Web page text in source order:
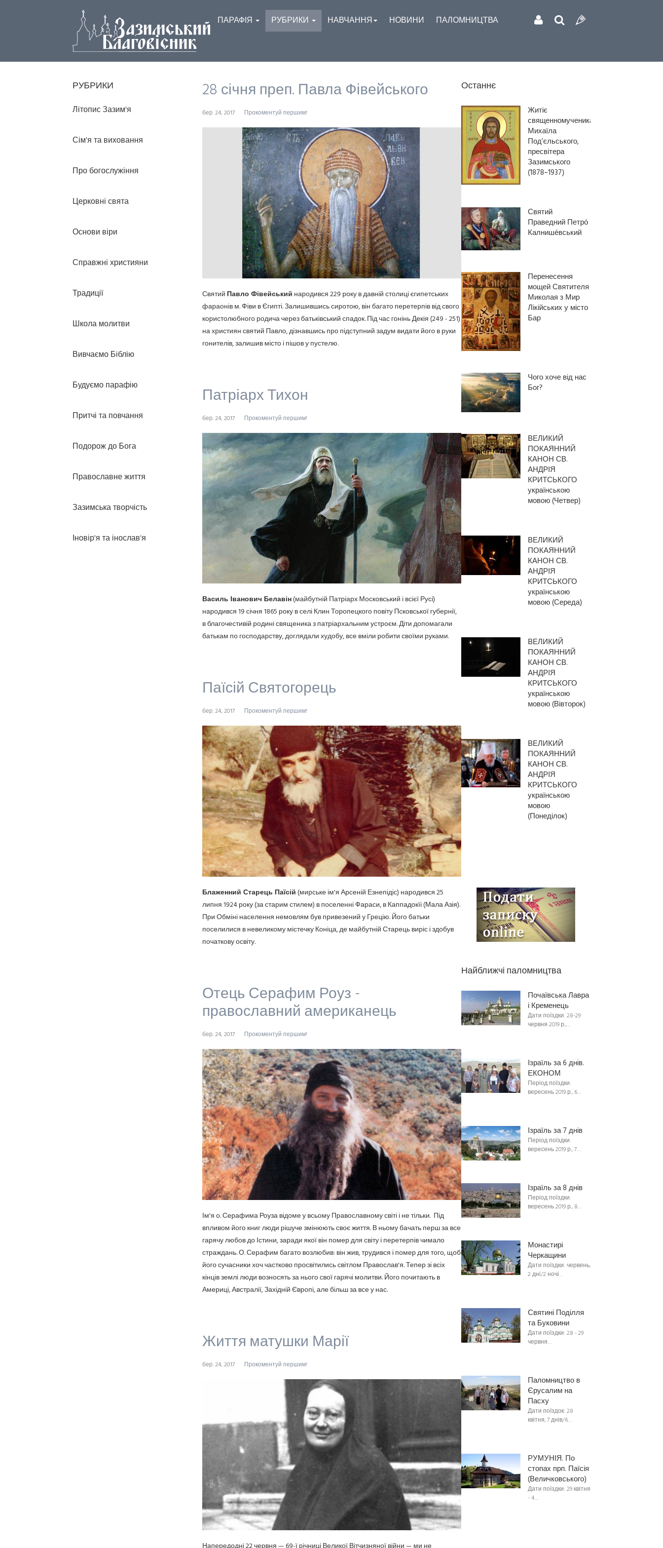
ПАРАФІЯ РУБРИКИ НАВЧАННЯ НОВИНИ ПАЛОМНИЦТВА
28 січня преп. Павла Фівейського
бер. 24, 2017 Прокоментуй першим!
Святий Павло Фівейський народився 229 року в давній столиці єгипетських
фараонів м. Фіви в Єгипті. Залишившись сиротою, він багато перетерпів від свого
користолюбного родича через батьківський спадок. Під час гонінь Декія (249 - 251)
на християн святий Павло, дізнавшись про підступний задум видати його в руки
гонителів, залишив місто і пішов у пустелю.
Патріарх Тихон
бер. 24, 2017 Прокоментуй першим!
Василь Іванович Белавін(майбутній Патріарх Московський і всієї Русі)
народився 19 січня 1865 року в селі Клин Торопецкого повіту Псковської губернії,
в благочестивій родині священика з патріархальним устроєм. Діти допомагали
батькам по господарству, доглядали худобу, все вміли робити своїми руками.
Паїсій Святогорець
бер. 24, 2017 Прокоментуй першим!
Блаженний Старець Паїсій(мирське ім'я Арсеній Езнепідіс) народився 25
липня 1924 року (за старим стилем) в поселенні Фараси, в Каппадокїі (Мала Азія).
При Обміні населення немовлям був привезений у Грецію. Його батьки
поселилися в невеликому містечку Коніца, де майбутній Старець виріс і здобув
початкову освіту.
Отець Серафим Роуз -
православний американець
бер. 24, 2017 Прокоментуй першим!
Ім'я о. Серафима Роуза відоме у всьому Православному світі і не тільки. Під
впливом його книг люди рішуче змінюють своє життя. В ньому бачать перш за все
гарячу любов до Істини, заради якої він помер для світу і перетерпів чимало
страждань. О. Серафим багато возлюбив: він жив, трудився і помер для того, щоб
його сучасники хоч частково просвітились світлом Православ'я. Тепер зі всіх
кінців землі люди возносять за нього свої гарячі молитви. Його почитають в
Америці, Австралії, Західній Європі, але більш за все у нас.
Життя матушки Марії
бер. 24, 2017 Прокоментуй першим!
РУБРИКИ
Літопис Зазим'я
Сім'я та виховання
Про богослужіння
Церковні свята
Основи віри
Справжні християни
Традиції
Школа молитви
Вивчаємо Біблію
Будуємо парафію
Притчі та повчання
Подорож до Бога
Православне життя
Зазимська творчість
Іновір'я та інослав'я
Останнє
Житіє
священномученика
Михаїла
Под’єльського,
пресвітера
Зазимського
(1878–1937)
Святий
Праведний Петро́
Калнише́вський
Перенесення
мощей Святителя
Миколая з Мир
Лікійських у місто
Бар
Чого хоче від нас
Бог?
ВЕЛИКИЙ
ПОКАЯННИЙ
КАНОН СВ.
АНДРІЯ
КРИТСЬКОГО
українською
мовою (Четвер)
ВЕЛИКИЙ
ПОКАЯННИЙ
КАНОН СВ.
АНДРІЯ
КРИТСЬКОГО
українською
мовою (Середа)
ВЕЛИКИЙ
ПОКАЯННИЙ
КАНОН СВ.
АНДРІЯ
КРИТСЬКОГО
українською
мовою (Вівторок)
ВЕЛИКИЙ
ПОКАЯННИЙ
КАНОН СВ.
АНДРІЯ
КРИТСЬКОГО
українською
мовою
(Понеділок)
Найближчі паломництва
Почаївська Лавра
і Кременець
Дати поїздки: 28-29
червня 2019 р.,…
Ізраїль за 6 днів.
ЕКОНОМ
Період поїздки:
вересень 2019 р., 6…
Ізраїль за 7 днів
Період поїздки:
вересень 2019 р., 7…
Ізраїль за 8 днів
Період поїздки:
вересень 2019 р., 8…
Монастирі
Черкащини
Дати поїздки: червень,
2 дні/2 ночі…
Святині Поділля
та Буковини
Дати поїздки: 28 - 29
червня…
Паломництво в
Єрусалим на
Пасху
Дати поїздок: 28
квітня, 7 днів/6…
РУМУНІЯ. По
стопах прп. Паїсія
(Величковського)
Дати поїздки: 29 квітня
- 4…